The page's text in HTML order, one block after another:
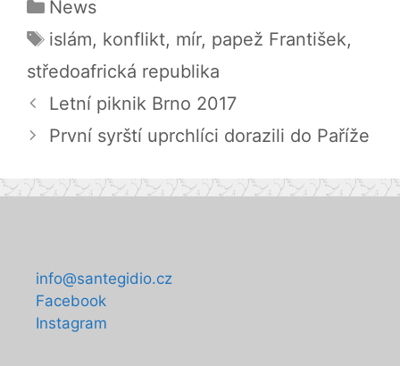
News
Štítky
islám, konflikt, mír, papež František,
středoafrická republika
Letní piknik Brno 2017
První syrští uprchlíci dorazili do Paříže
info@santegidio.cz
Facebook
Instagram